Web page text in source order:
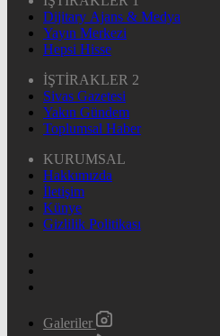
Dijitary Ajans & Medya
Yayın Merkezi
Hepsi Hisse
İŞTİRAKLER 2
Sivas Gazetesi
Yakın Gündem
Toplumsal Haber
KURUMSAL
Hakkımızda
İletişim
Künye
Gizlilik Politikası
Galeriler